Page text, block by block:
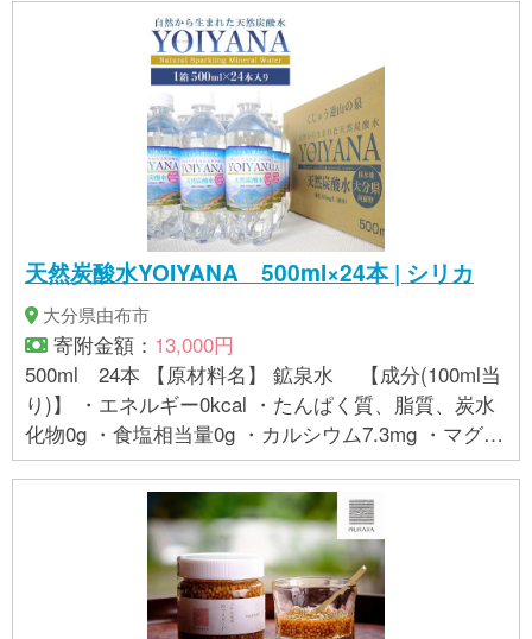
天然炭酸水YOIYANA 500ml×24本 | シリカ
大分県由布市
寄附金額： 13,000円
500ml 24本 【原材料名】 鉱泉水 【成分(100ml当
り)】 ・エネルギー0kcal ・たんぱく質、脂質、炭水
化物0g ・食塩相当量0g ・カルシウム7.3mg ・マグネ
シウム1.8mg ・カリウム0.4mg ・硬度251mg/L(硬水)
・遊離炭酸1.490mg/L ・メタケイ酸(シリカ)99.4mg/L
・炭酸水素イオン272mg/L ・pH5.5 【賞味期限】 製
造日より365日 【保存方法】常温